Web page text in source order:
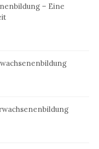
– Eine